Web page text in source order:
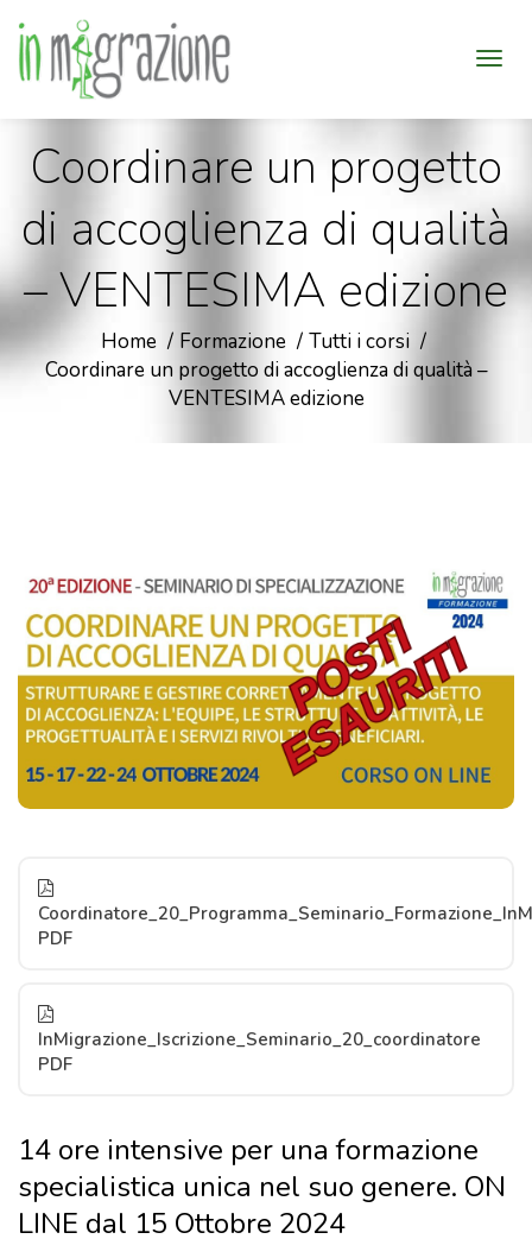
Coordinare un progetto
di accoglienza di qualità
– VENTESIMA edizione
Home Formazione
Tutti i corsi
Coordinare un progetto di accoglienza di qualità –
VENTESIMA edizione
PDF
InMigrazione_Iscrizione_Seminario_20_coordinatore
PDF
14 ore intensive per una formazione
specialistica unica nel suo genere. ON
LINE dal 15 Ottobre 2024